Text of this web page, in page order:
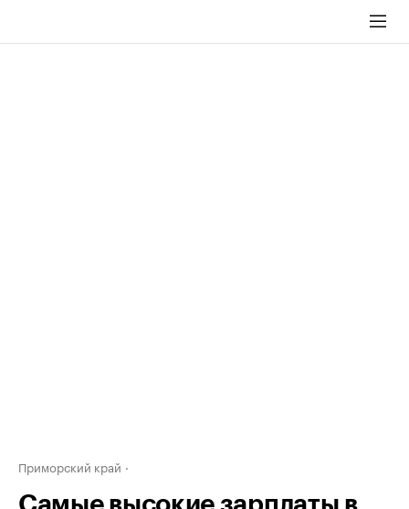
Приморский край